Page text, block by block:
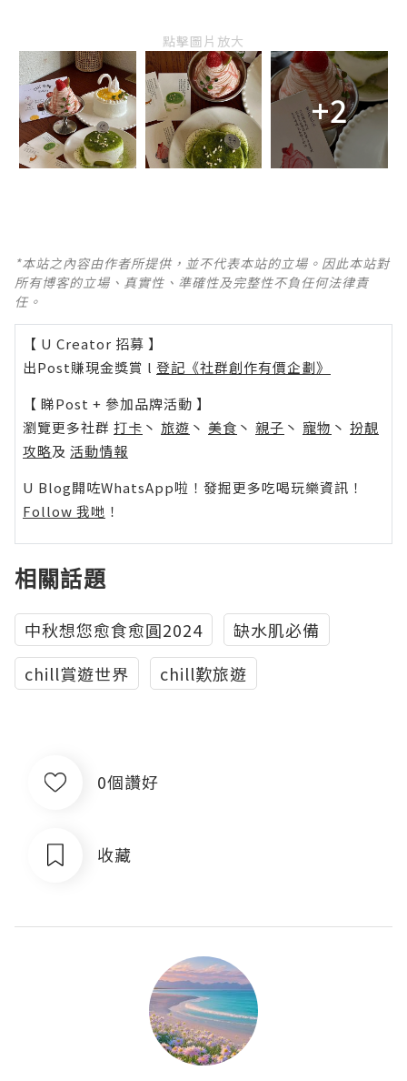
點擊圖片放大
+2
*本站之內容由作者所提供，並不代表本站的立場。因此本站對
所有博客的立場、真實性、準確性及完整性不負任何法律責
任。
【 U Creator 招募 】
出Post賺現金獎賞 l 登記《社群創作有價企劃》
【 睇Post + 參加品牌活動 】
瀏覽更多社群 打卡 丶 旅遊 丶 美食 丶 親子 丶 寵物 丶 扮靚
攻略及 活動情報
U Blog開咗WhatsApp啦！發掘更多吃喝玩樂資訊！
Follow 我哋 ！
相關話題
中秋想您愈食愈圓2024
缺水肌必備
chill賞遊世界
chill歎旅遊
0個讚好
收藏